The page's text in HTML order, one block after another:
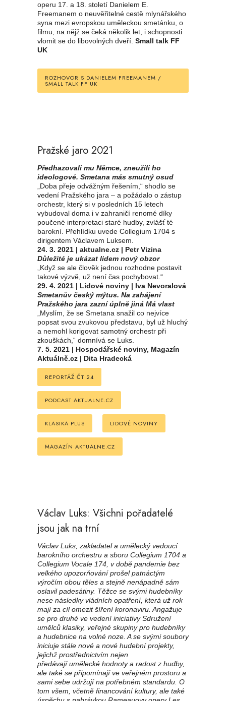
operu 17. a 18. století Danielem E.
Freemanem o neuvěřitelné cestě mlynářského
syna mezi evropskou uměleckou smetánku, o
filmu, na nějž se čeká několik let, i schopnosti
vlomit se do libovolných dveří. Small talk FF
UK
ROZHOVOR S DANIELEM FREEMANEM /
SMALL TALK FF UK
Pražské jaro 2021
Předhazovali mu Němce, zneužili ho
ideologové. Smetana más smutný osud
„Doba přeje odvážným řešením,“ shodlo se
vedení Pražského jara – a požádalo o zástup
orchestr, který si v posledních 15 letech
vybudoval doma i v zahraničí renomé díky
poučené interpretaci staré hudby, zvlášť té
barokní. Přehlídku uvede Collegium 1704 s
dirigentem Václavem Luksem.
24. 3. 2021 | aktualne.cz | Petr Vizina
Důležité je ukázat lidem nový obzor
„Když se ale člověk jednou rozhodne postavit
takové výzvě, už není čas pochybovat.“
29. 4. 2021 | Lidové noviny | Iva Nevoralová
Smetanův český mýtus. Na zahájení
Pražského jara zazní úplně jiná Má vlast
„Myslím, že se Smetana snažil co nejvíce
popsat svou zvukovou představu, byl už hluchý
a nemohl korigovat samotný orchestr při
zkouškách,“ domnívá se Luks.
7. 5. 2021 | Hospodářské noviny, Magazín
Aktuálně.cz | Dita Hradecká
REPORTÁŽ ČT 24
PODCAST AKTUALNE.CZ
KLASIKA PLUS LIDOVÉ NOVINY
MAGAZÍN AKTUALNE.CZ
Václav Luks: Všichni pořadatelé
jsou jak na trní
Václav Luks, zakladatel a umělecký vedoucí
barokního orchestru a sboru Collegium 1704 a
Collegium Vocale 174, v době pandemie bez
velkého upozorňování prošel patnáctým
výročím obou těles a stejně nenápadně sám
oslavil padesátiny. Těžce se svými hudebníky
nese následky vládních opatření, která už rok
mají za cíl omezit šíření koronaviru. Angažuje
se pro druhé ve vedení iniciativy Sdružení
umělců klasiky, veřejné skupiny pro hudebníky
a hudebnice na volné noze. A se svými soubory
iniciuje stále nové a nové hudební projekty,
jejichž prostřednictvím nejen
předávají umělecké hodnoty a radost z hudby,
ale také se připomínají ve veřejném prostoru a
sami sebe udržují na potřebném standardu. O
tom všem, včetně financování kultury, ale také